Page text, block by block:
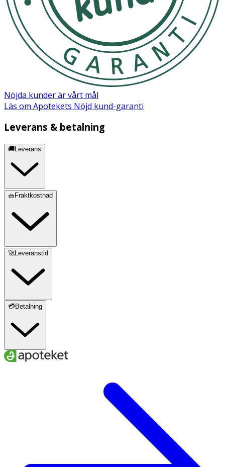
Nöjda kunder är vårt mål
Läs om Apotekets Nöjd kund-garanti
Leverans & betalning
🚚Leverans
🧺Fraktkostnad
🚀Leveranstid
💳Betalning